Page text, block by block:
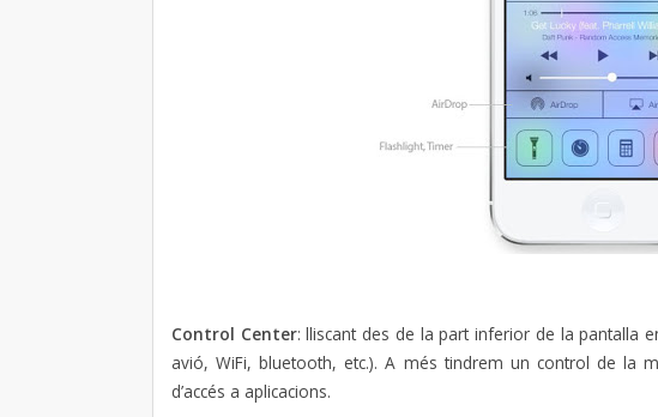
Control Center: lliscant des de la part inferior de la pantalla
avió, WiFi, bluetooth, etc.). A més tindrem un control de la
d’accés a aplicacions.